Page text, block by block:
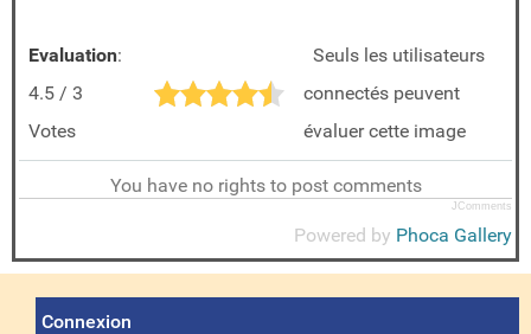
Evaluation:
4.5 / 3
Votes
Seuls les utilisateurs
connectés peuvent
évaluer cette image
You have no rights to post comments
JComments
Powered by Phoca Gallery
Connexion